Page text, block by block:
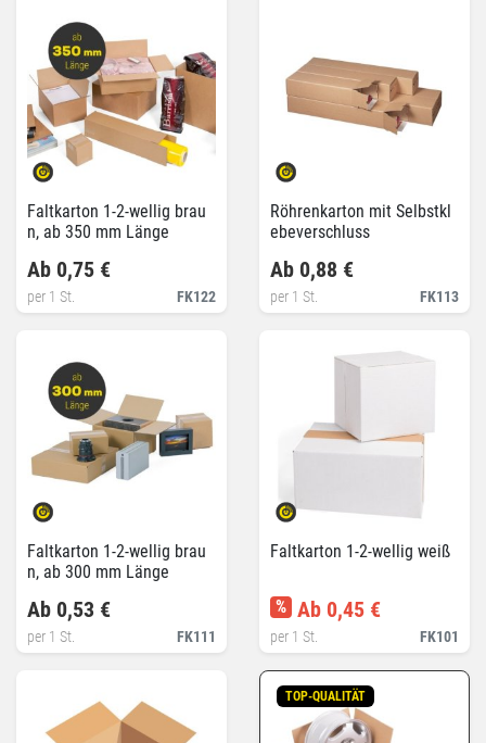
Faltkarton 1-2-wellig brau
n, ab 350 mm Länge
FK122
Ab 0,75 €
per 1 St.
Röhrenkarton mit Selbstkl
ebeverschluss
FK113
Ab 0,88 €
per 1 St.
Faltkarton 1-2-wellig brau
n, ab 300 mm Länge
FK111
Ab 0,53 €
per 1 St.
Faltkarton 1-2-wellig weiß
FK101
% Ab 0,45 €
per 1 St.
TOP-QUALITÄT